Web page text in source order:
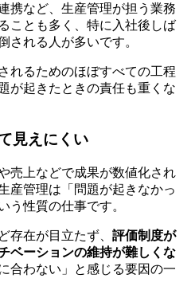
携など、生産管理が担う業務
ことも多く、特に入社後しば
される人が多いです。
れるためのほぼすべての工程
が起きたときの責任も重くな
見えにくい
売上などで成果が数値化され
産管理は「問題が起きなかっ
う性質の仕事です。
存在が目立たず、 評価制度が
ベーションの維持が難しくな
合わない」と感じる要因の一